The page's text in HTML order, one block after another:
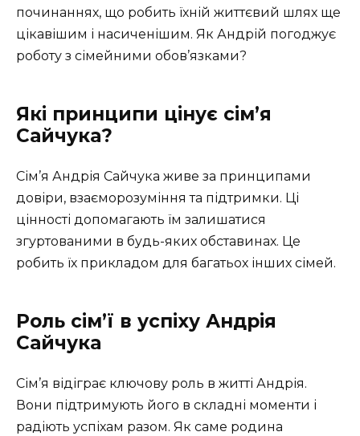
починаннях, що робить їхній життєвий шлях ще
цікавішим і насиченішим. Як Андрій погоджує
роботу з сімейними обов’язками?
Які принципи цінує сім’я
Сайчука?
Сім’я Андрія Сайчука живе за принципами
довіри, взаєморозуміння та підтримки. Ці
цінності допомагають їм залишатися
згуртованими в будь-яких обставинах. Це
робить їх прикладом для багатьох інших сімей.
Роль сім’ї в успіху Андрія
Сайчука
Сім’я відіграє ключову роль в житті Андрія.
Вони підтримують його в складні моменти і
радіють успіхам разом. Як саме родина